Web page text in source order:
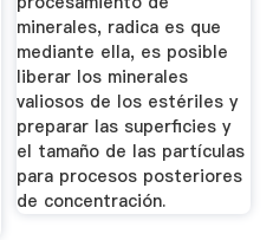
minerales, radica es que
mediante ella, es posible
liberar los minerales
valiosos de los estériles y
preparar las superficies y
el tamaño de las partículas
para procesos posteriores
de concentración.